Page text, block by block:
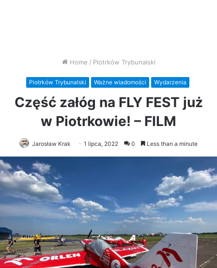
Home / Piotrków Trybunalski
Piotrków Trybunalski Ważne wiadomości Wydarzenia
Część załóg na FLY FEST już
w Piotrkowie! – FILM
Jarosław Krak 1 lipca, 2022 0 Less than a minute